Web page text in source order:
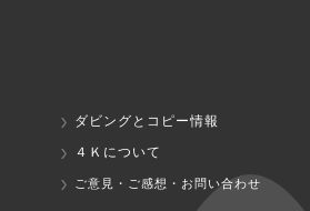
ダビングとコピー情報
４Ｋについて
ご意見・ご感想・お問い合わせ